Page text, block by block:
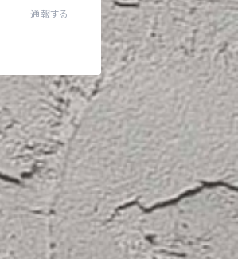
通報する